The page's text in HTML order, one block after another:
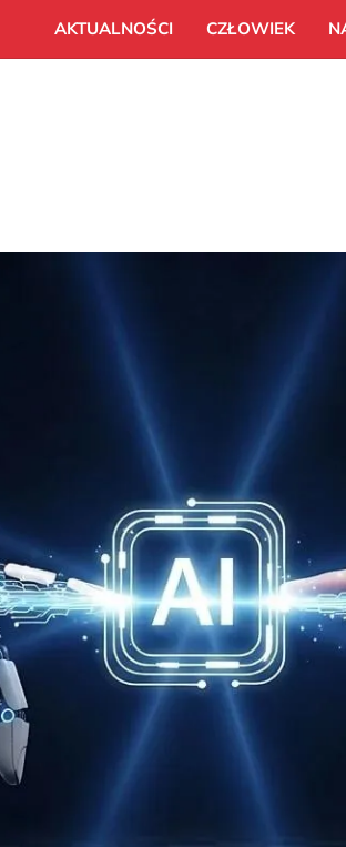
AKTUALNOŚCI CZŁOWIEK